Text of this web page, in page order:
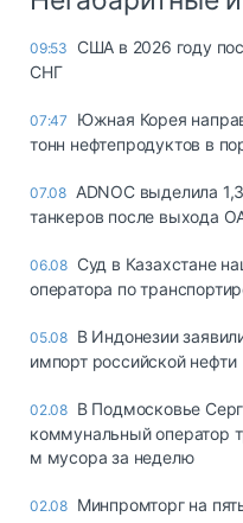
09:53
США в 2026 году
СНГ
07:47
Южная Корея
тонн нефтепродуктов в
07.08 ADNOC выделила
танкеров после выхода
06.08 Суд в Казахстане
оператора по
05.08 В Индонезии
импорт российской нефти
02.08 В Подмосковье
коммунальный оператор
м мусора за неделю
02.08 Минпромторг на